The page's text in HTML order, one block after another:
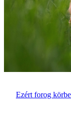
Ezért forog